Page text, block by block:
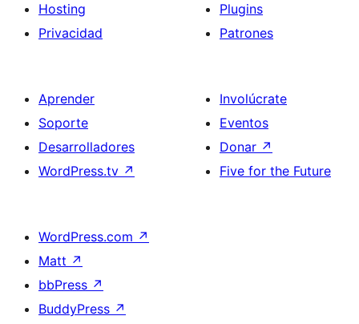
Hosting
Privacidad
Plugins
Patrones
Aprender
Soporte
Desarrolladores
WordPress.tv ↗
Involúcrate
Eventos
Donar ↗
Five for the Future
WordPress.com ↗
Matt ↗
bbPress ↗
BuddyPress ↗